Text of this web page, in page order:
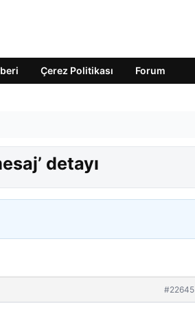
Çerez Politikası Forum
detayı
#22645